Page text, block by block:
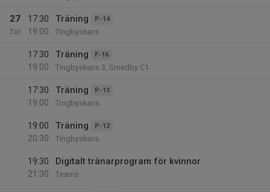
27
Tor
17:30
19:00
Träning P-14
Tingbyskans
17:30
19:00
Träning F-16
Tingbyskans 3, Smedby C1
17:30
19:00
Träning P-13
Tingbyskans
19:00
20:30
Träning P-12
Tingbyskans
19:30
21:30
Digitalt tränarprogram för kvinnor
Teams